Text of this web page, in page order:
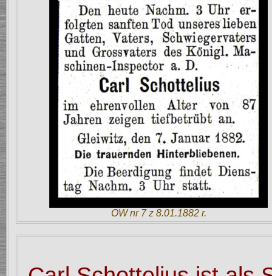
OW nr 7 z 8.01.1882 r.